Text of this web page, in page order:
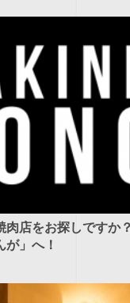
肉店をお探しですか
が」へ！